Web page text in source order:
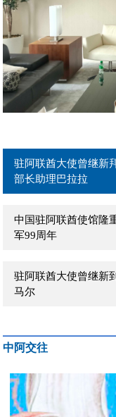
驻阿联酋大使曾继
之本》
驻阿联酋大使曾继新
驻阿联酋大使曾继新
部长助理巴拉拉
中国驻阿联酋使馆隆
军99周年
驻阿联酋大使曾继新
马尔
默德
中阿交往